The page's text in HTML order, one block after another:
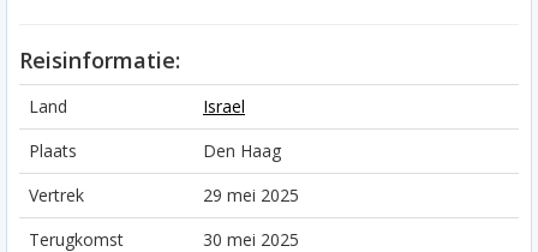
Reisinformatie:
Land
Israel
Plaats
Den Haag
Vertrek
29 mei 2025
Terugkomst
30 mei 2025